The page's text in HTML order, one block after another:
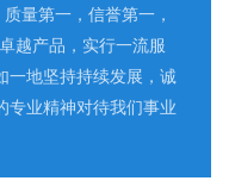
量第一，信誉第一，
越产品，实行一流服
一地坚持持续发展，诚
专业精神对待我们事业